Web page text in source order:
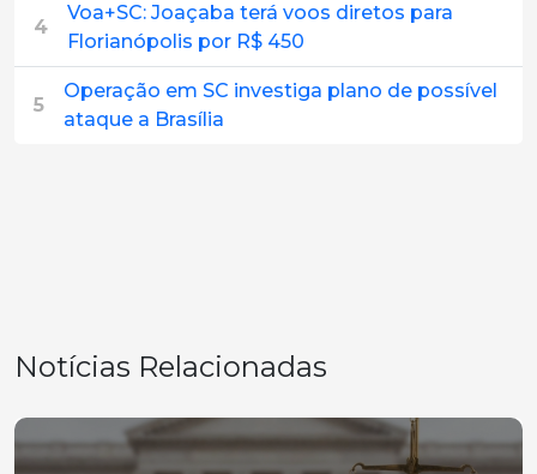
4
Voa+SC: Joaçaba terá voos diretos para
Florianópolis por R$ 450
5
Operação em SC investiga plano de possível
ataque a Brasília
Notícias Relacionadas